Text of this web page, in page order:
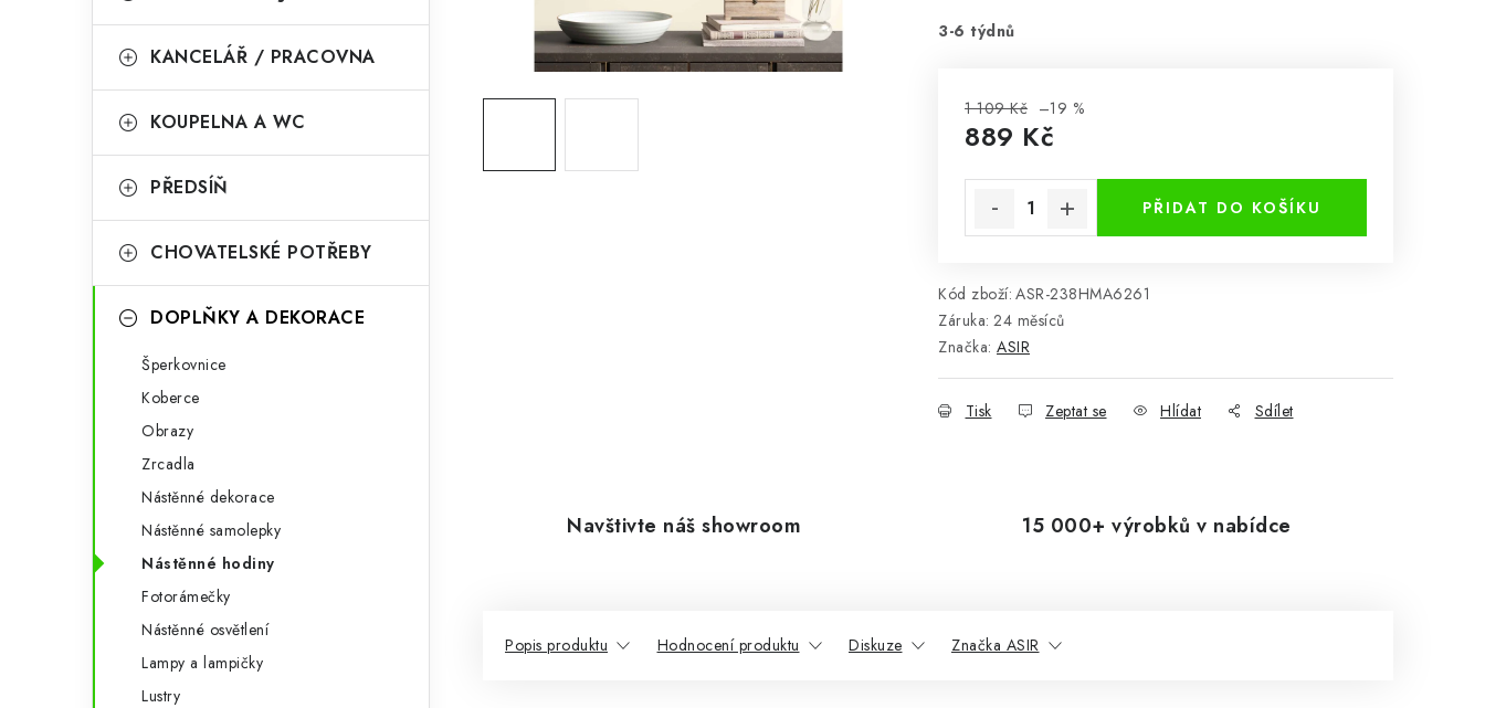
n
n
p
e
i
KANCELÁŘ / PRACOVNA
KOUPELNA A WC
PŘEDSÍŇ
CHOVATELSKÉ POTŘEBY
DOPLŇKY A DEKORACE
Šperkovnice
Koberce
Obrazy
Zrcadla
Nástěnné dekorace
Nástěnné samolepky
Nástěnné hodiny
Fotorámečky
Nástěnné osvětlení
Lampy a lampičky
Lustry
3-6 týdnů
1 109 Kč –19 %
889 Kč
PŘIDAT DO KOŠÍKU
Kód zboží: ASR-238HMA6261
Záruka: 24 měsíců
Značka: ASIR
Tisk Zeptat se Hlídat Sdílet
Navštivte náš showroom 15 000+ výrobků v nabídce
Popis produktu Hodnocení produktu Diskuze Značka ASIR